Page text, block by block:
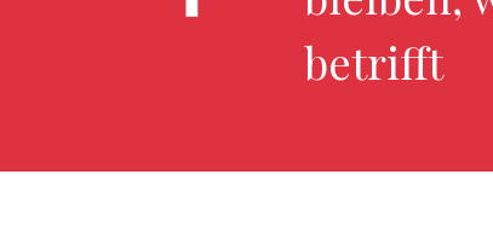
betrifft